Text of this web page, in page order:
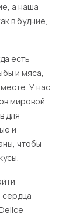
а наша
в будние,
есть
и мяса,
У нас
мировой
для
и
чтобы
сердца